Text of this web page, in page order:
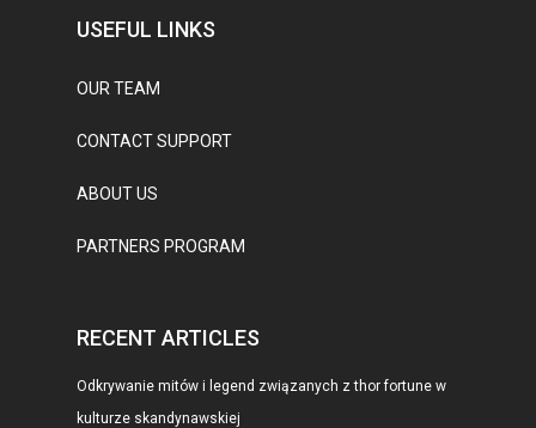
USEFUL LINKS
OUR TEAM
CONTACT SUPPORT
ABOUT US
PARTNERS PROGRAM
RECENT ARTICLES
Odkrywanie mitów i legend związanych z thor fortune w
kulturze skandynawskiej